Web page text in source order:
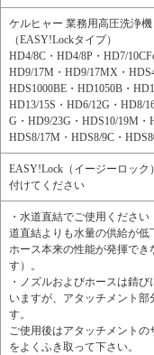
ケルヒャー 業務用高圧洗浄
（EASY!Lockタイプ）
HD4/8C・HD4/8P・HD7/
HD9/17M・HD9/17MX・
HDS1000BE・HD1050B・
HD13/15S・HD6/12G・HD8/
G・HD9/23G・HDS10/19M・
HDS8/17M・HDS8/9C・
EASY!Lock（イージーロック
付けてください
・水道直結でご使用くださ
道直結よりも水量の供給が低
ホース本来の性能が発揮でき
す）。
・ノズルおよびホースは錆
いますが、アタッチメント部
す。
ご使用後はアタッチメント
をよくふき取って下さい。